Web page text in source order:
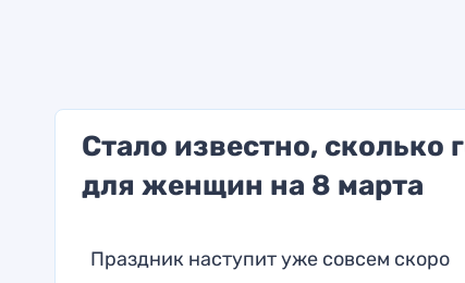
Стало известно,
для женщин на 8 марта
Праздник наступит уже совсем скоро